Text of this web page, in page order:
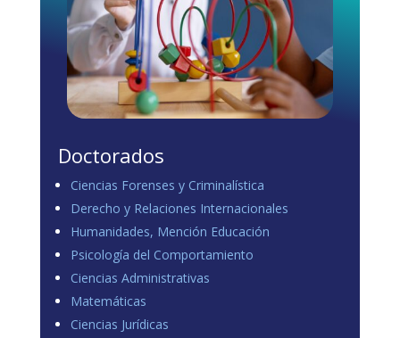
Doctorados
Ciencias Forenses y Criminalística
Derecho y Relaciones Internacionales
Humanidades, Mención Educación
Psicología del Comportamiento
Ciencias Administrativas
Matemáticas
Ciencias Jurídicas